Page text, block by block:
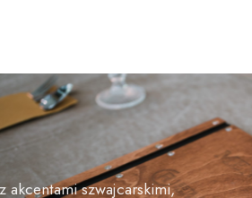
akcentami szwajcarskimi,